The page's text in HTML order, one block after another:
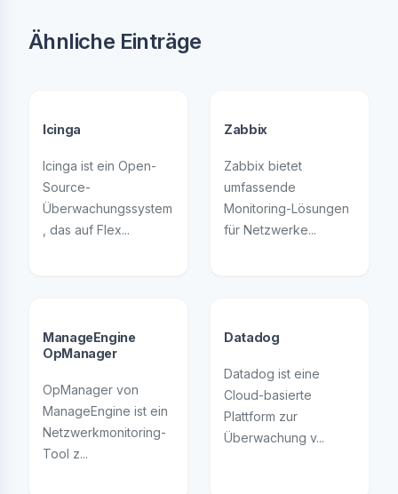
Ähnliche Einträge
Icinga
Icinga ist ein Open-
Source-
Überwachungssystem
, das auf Flex...
Zabbix
Zabbix bietet
umfassende
Monitoring-Lösungen
für Netzwerke...
ManageEngine
OpManager
OpManager von
ManageEngine ist ein
Netzwerkmonitoring-
Tool z...
Datadog
Datadog ist eine
Cloud-basierte
Plattform zur
Überwachung v...